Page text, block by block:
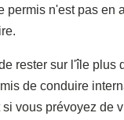
permis n'est pas en
rester sur l'île plus
de conduire
vous prévoyez de